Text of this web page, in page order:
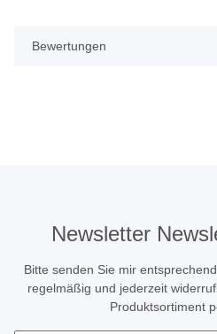
Bewertungen
Newsletter
Bitte senden Sie mir
regelmäßig und jederzeit
Produktsortiment